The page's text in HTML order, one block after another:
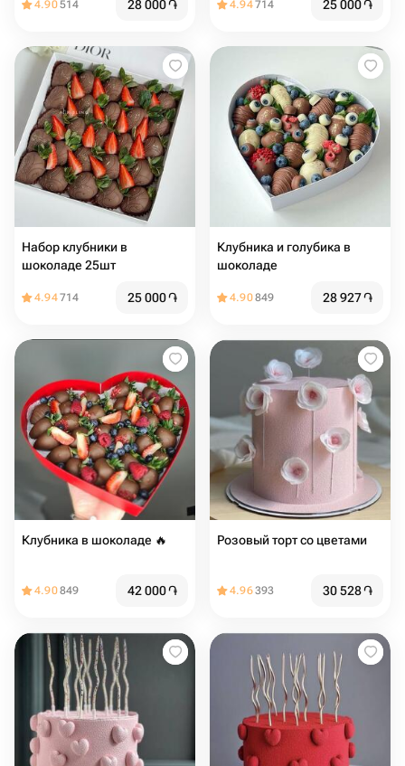
4.90514 28 000֏ 4.94714 25 000֏
Набор клубники в
шоколаде 25шт
4.94714 25 000֏
Клубника и голубика в
шоколаде
4.90849 28 927֏
Клубника в шоколаде 🔥
4.90849 42 000֏
Розовый торт со цветами
4.96393 30 528֏